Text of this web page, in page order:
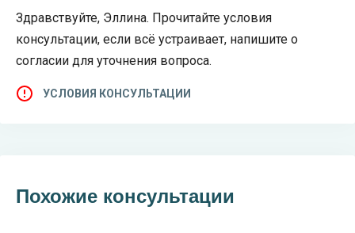
Здравствуйте, Эллина. Прочитайте условия
консультации, если всё устраивает, напишите о
согласии для уточнения вопроса.
УСЛОВИЯ КОНСУЛЬТАЦИИ
Похожие консультации